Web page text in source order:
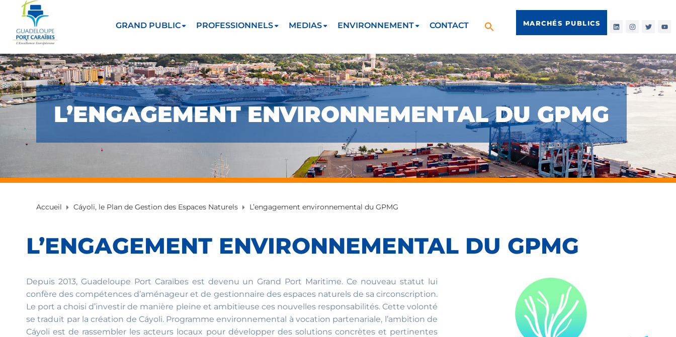
GRAND PUBLIC PROFESSIONNELS MEDIAS ENVIRONNEMENT CONTACT MARCHÉS PUBLICS
L’ENGAGEMENT ENVIRONNEMENTAL DU GPMG
Accueil Cáyoli, le Plan de Gestion des Espaces Naturels L’engagement environnemental du GPMG
L’ENGAGEMENT ENVIRONNEMENTAL DU GPMG
Depuis 2013, Guadeloupe Port Caraïbes est devenu un Grand Port Maritime. Ce nouveau statut lui
confère des compétences d’aménageur et de gestionnaire des espaces naturels de sa circonscription.
Le port a choisi d’investir de manière pleine et ambitieuse ces nouvelles responsabilités. Cette volonté
se traduit par la création de Cáyoli. Programme environnemental à vocation partenariale, l’ambition de
Cáyoli est de rassembler les acteurs locaux pour développer des solutions concrètes et pertinentes